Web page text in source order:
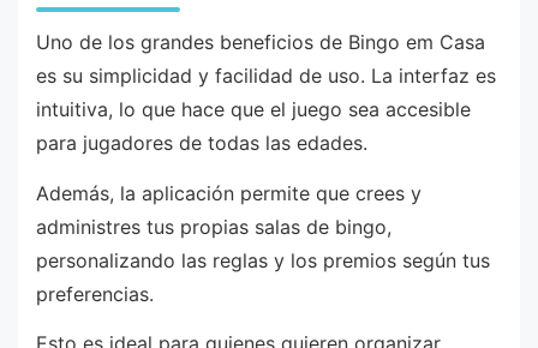
Uno de los grandes beneficios de Bingo em Casa
es su simplicidad y facilidad de uso. La interfaz es
intuitiva, lo que hace que el juego sea accesible
para jugadores de todas las edades.
Además, la aplicación permite que crees y
administres tus propias salas de bingo,
personalizando las reglas y los premios según tus
preferencias.